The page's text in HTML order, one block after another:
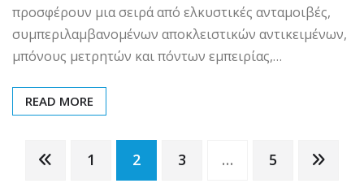
προσφέρουν μια σειρά από ελκυστικές ανταμοιβές,
συμπεριλαμβανομένων αποκλειστικών αντικειμένων,
μπόνους μετρητών και πόντων εμπειρίας,…
READ MORE
Posts
1 2 3 … 5